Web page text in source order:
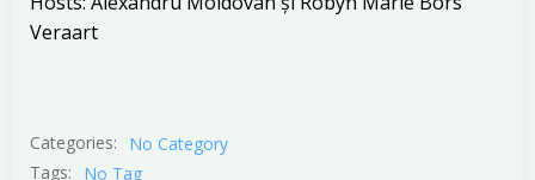
Veraart
Categories:
No Category
Tags:
No Tag